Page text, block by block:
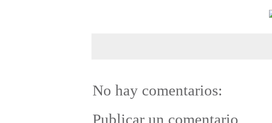
No hay comentarios:
Publicar un comentario